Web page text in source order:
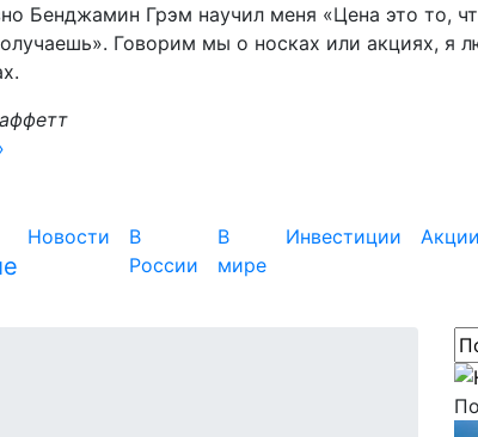
Бенджамин Грэм научил меня «Цена это то,
Говорим мы о носках или акциях, я
Новости
В
России
В
мире
Инвестиции Акции